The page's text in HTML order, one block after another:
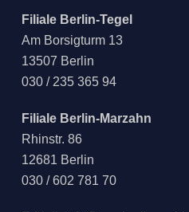
Filiale Berlin-Tegel
Am Borsigturm 13
13507 Berlin
030 / 235 365 94
Filiale Berlin-Marzahn
Rhinstr. 86
12681 Berlin
030 / 602 781 70